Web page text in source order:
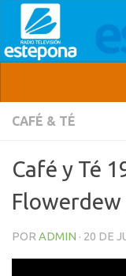
CAFÉ & TÉ
Café y Té
Flowerdew
POR ADMIN · 20 DE